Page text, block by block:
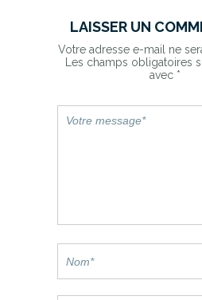
LAISSER UN
Votre adresse e-mail ne
Les champs obligatoires
avec *